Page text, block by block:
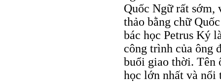
Quốc Ngữ rất sớm,
thảo bằng chữ
bác học Petrus Ký
công trình của ông
buổi giao thời. Tên
học lớn nhất và nổi